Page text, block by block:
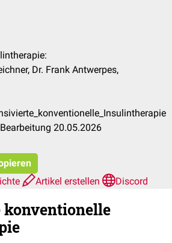
Dr. Frank Antwerpes,
20.05.2026
Artikel erstellen Discord